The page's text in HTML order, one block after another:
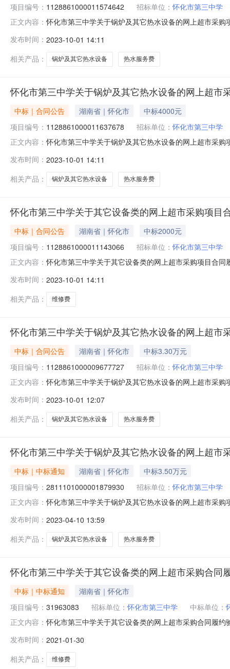
项目编号： 1128861000011574642 招标单位： 怀化市第三中学
正文内容： 怀化市第三中学关于锅炉及其它热水设备的网上超市采
准\规格型号\技术标准验收结果备注1校园热水服务费
发布时间： 2023-10-01 14:11
相关产品：
锅炉及其它热水设备 热水服务费
怀化市第三中学关于锅炉及其它热水设备的网上超市
中标｜合同公告 湖南省｜怀化市
中标4000元
项目编号： 1128861000011637678 招标单位： 怀化市第三中学
正文内容： 怀化市第三中学关于锅炉及其它热水设备的网上超市采
准\规格型号\技术标准验收结果备注1校园热水服务费
发布时间： 2023-10-01 14:11
相关产品：
锅炉及其它热水设备 热水服务费
怀化市第三中学关于其它设备类的网上超市采购项目
中标｜合同公告 湖南省｜怀化市
中标2000元
项目编号： 1128861000011143066 招标单位： 怀化市第三中学
正文内容： 怀化市第三中学关于其它设备类的网上超市采购项目合
格型号\技术标准验收结果备注1维修费12000.0图形品牌
发布时间： 2023-10-01 14:11
相关产品：
维修费
怀化市第三中学关于锅炉及其它热水设备的网上超市
中标｜合同公告 湖南省｜怀化市
中标3.30万元
项目编号： 1128861000009677727 招标单位： 怀化市第三中学
正文内容： 怀化市第三中学关于锅炉及其它热水设备的网上超市采
准\规格型号\技术标准验收结果备注1校园热水服务费
发布时间： 2023-10-01 12:07
相关产品：
锅炉及其它热水设备 热水服务费
怀化市第三中学关于锅炉及其它热水设备的网上超市
中标｜中标通知 湖南省｜怀化市
中标3.50万元
项目编号： 2811101000001879930 招标单位： 怀化市第三中学
正文内容： 怀化市第三中学关于锅炉及其它热水设备的网上超市采
电话:/采购计划信息：项目所在行政区划编码:431299项
发布时间： 2023-04-10 13:59
相关产品：
锅炉及其它热水设备 热水服务费
怀化市第三中学关于其它设备类的网上超市采购合同
中标｜中标通知
湖南省｜怀化市
项目编号： 31963083 招标单位： 怀化市第三中学 中标单位：
正文内容： 怀化市第三中学关于其它设备类的网上超市采购合同履
格型号\技术标准验收结果备注1维修费12800.0图形品牌
发布时间： 2021-01-30
相关产品：
维修费